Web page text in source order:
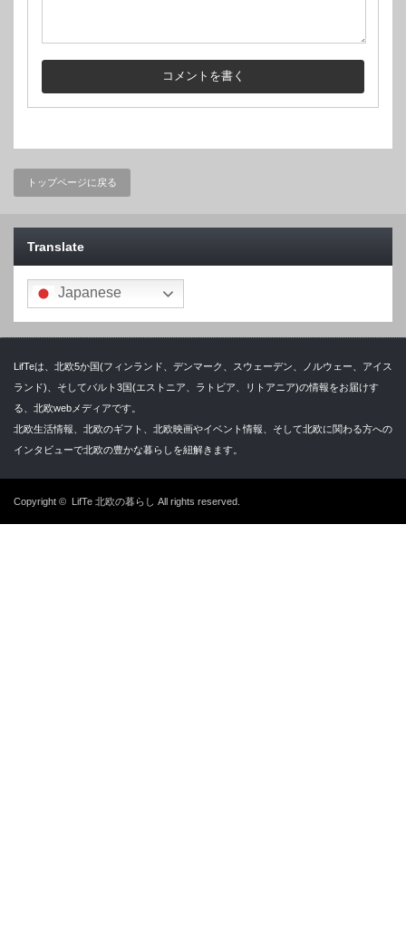
トップページに戻る
Translate
Japanese
LifTeは、北欧5か国(フィンランド、デンマーク、スウェーデン、ノルウェー、アイス
ランド)、そしてバルト3国(エストニア、ラトビア、リトアニア)の情報をお届けす
る、北欧webメディアです。
北欧生活情報、北欧のギフト、北欧映画やイベント情報、そして北欧に関わる方への
インタビューで北欧の豊かな暮らしを紐解きます。
Copyright © LifTe 北欧の暮らし All rights reserved.